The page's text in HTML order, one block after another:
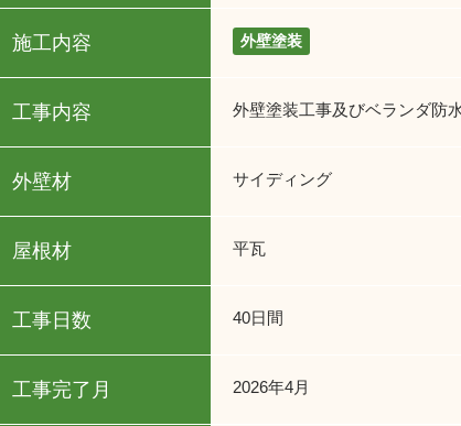
施工内容 外壁塗装
工事内容 外壁塗装工事及びベランダ防
外壁材 サイディング
屋根材 平瓦
工事日数 40日間
工事完了月 2026年4月